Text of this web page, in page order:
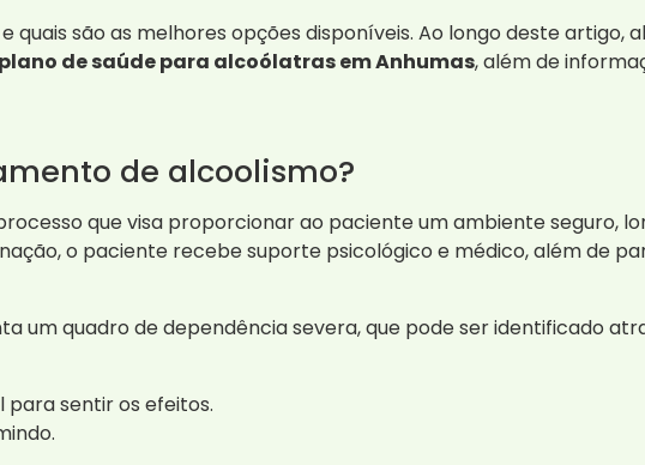
quais são as melhores opções disponíveis. Ao longo deste artigo,
de saúde para alcoólatras em Anhumas, além de
de alcoolismo?
que visa proporcionar ao paciente um ambiente seguro,
o paciente recebe suporte psicológico e médico, além de
um quadro de dependência severa, que pode ser identificado
para sentir os efeitos.